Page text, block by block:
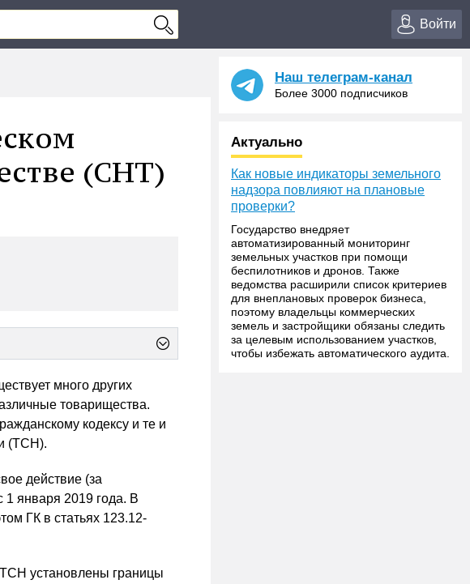
Войти
(СНТ)
много других
товарищества.
кодексу и те и
(ТСН).
действие (за
1 января 2019 года. В
ГК в статьях 123.12-
ТСН установлены границы
Наш телеграм-канал
Более 3000 подписчиков
Актуально
Как новые индикаторы земельного
надзора повлияют на плановые
проверки?
Государство внедряет
автоматизированный мониторинг
земельных участков при помощи
беспилотников и дронов. Также
ведомства расширили список критериев
для внеплановых проверок бизнеса,
поэтому владельцы коммерческих
земель и застройщики обязаны следить
за целевым использованием участков,
чтобы избежать автоматического аудита.